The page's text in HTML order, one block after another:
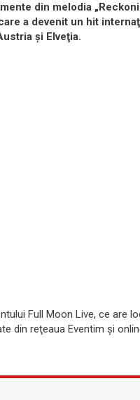
din melodia
a devenit un hit
şi Elveţia.
Full Moon Live, ce are
din reţeaua Eventim şi